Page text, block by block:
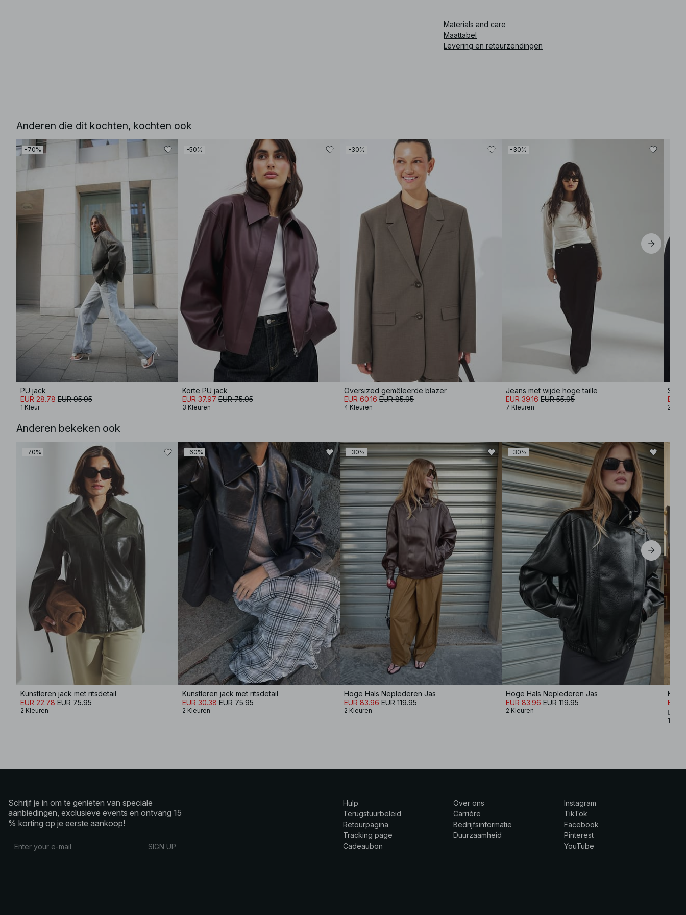
Materials and care
Maattabel
Levering en retourzendingen
Anderen die dit kochten, kochten ook
-70%
PU jack
EUR 28.78 EUR 95.95
1 Kleur
-50%
Korte PU jack
EUR 37.97 EUR 75.95
3 Kleuren
-30%
Oversized gemêleerde blazer
EUR 60.16 EUR 85.95
4 Kleuren
-30%
Jeans met wijde hoge taille
EUR 39.16 EUR 55.95
7 Kleuren
EUR
2
Anderen bekeken ook
-70%
Kunstleren jack met ritsdetail
EUR 22.78 EUR 75.95
2 Kleuren
-60%
Kunstleren jack met ritsdetail
EUR 30.38 EUR 75.95
2 Kleuren
-30%
Hoge Hals Neplederen Jas
EUR 83.96 EUR 119.95
2 Kleuren
-30%
Hoge Hals Neplederen Jas
EUR 83.96 EUR 119.95
2 Kleuren
EUR
1
Schrijf je in om te genieten van speciale
aanbiedingen, exclusieve events en ontvang 15
% korting op je eerste aankoop!
SIGN UP
Hulp
Terugstuurbeleid
Retourpagina
Tracking page
Cadeaubon
Over ons
Carrière
Bedrijfsinformatie
Duurzaamheid
Instagram
TikTok
Facebook
Pinterest
YouTube